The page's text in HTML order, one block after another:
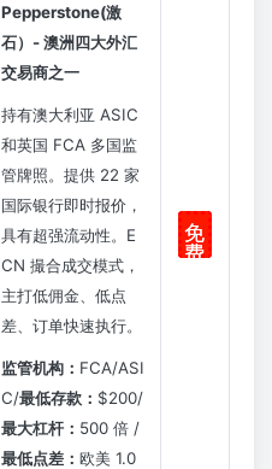
Pepperstone(激
石）- 澳洲四大外汇
交易商之一
持有澳大利亚 ASIC
和英国 FCA 多国监
管牌照。提供 22 家
国际银行即时报价，
具有超强流动性。E
CN 撮合成交模式，
主打低佣金、低点
差、订单快速执行。
监管机构： FCA/ASI
C/最低存款： $200/
最大杠杆： 500 倍 /
最低点差： 欧美 1.0
免
费